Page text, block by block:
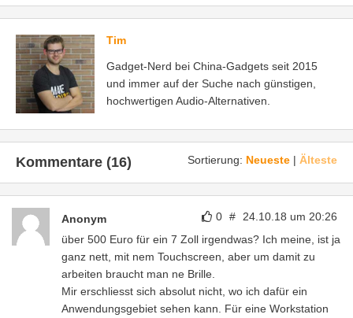
Tim
Gadget-Nerd bei China-Gadgets seit 2015
und immer auf der Suche nach günstigen,
hochwertigen Audio-Alternativen.
Sortierung: Neueste | Älteste
Kommentare (16)
0 # 24.10.18 um 20:26
Anonym
über 500 Euro für ein 7 Zoll irgendwas? Ich meine, ist ja
ganz nett, mit nem Touchscreen, aber um damit zu
arbeiten braucht man ne Brille.
Mir erschliesst sich absolut nicht, wo ich dafür ein
Anwendungsgebiet sehen kann. Für eine Workstation